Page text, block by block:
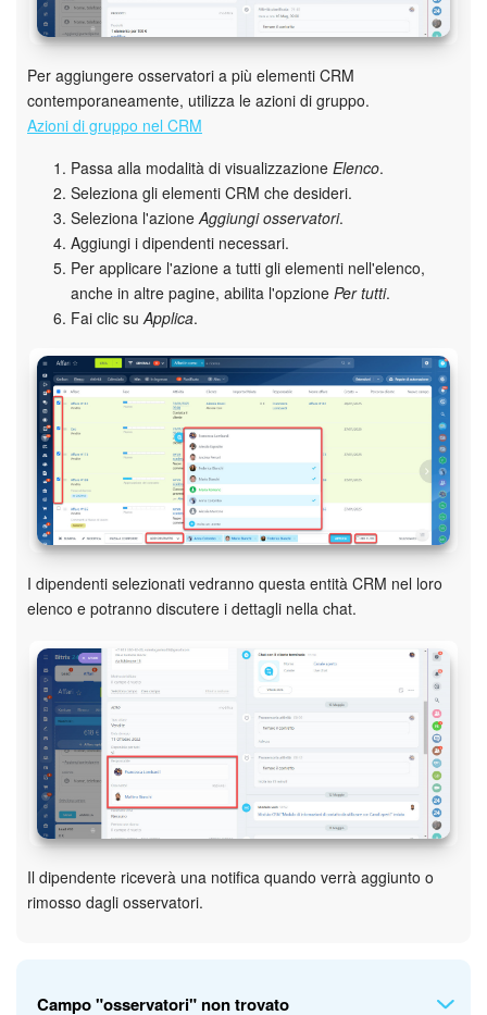
Generatore BI
Bitrix24 Market
Online store
Dipendenti
Knowledge base
Firma elettronica
Firma elettronica per HR
Automazione
Flussi di lavoro
Marketing
Gestione inventario
Telefonia
Mio profilo
Impostazioni
Enterprise
Bitrix24 On-Premise
Domande generali
Per aggiungere osservatori a più elementi CRM
contemporaneamente, utilizza le azioni di gruppo.
Azioni di gruppo nel CRM
Passa alla modalità di visualizzazione Elenco.
Seleziona gli elementi CRM che desideri.
Seleziona l'azioneAggiungi osservatori.
Aggiungi i dipendenti necessari.
Per applicare l'azione a tutti gli elementi nell'elenco,
anche in altre pagine, abilita l'opzione Per tutti.
Fai clic suApplica.
I dipendenti selezionati vedranno questa entità CRM nel loro
elenco e potranno discutere i dettagli nella chat.
Il dipendente riceverà una notifica quando verrà aggiunto o
rimosso dagli osservatori.
Campo "osservatori" non trovato